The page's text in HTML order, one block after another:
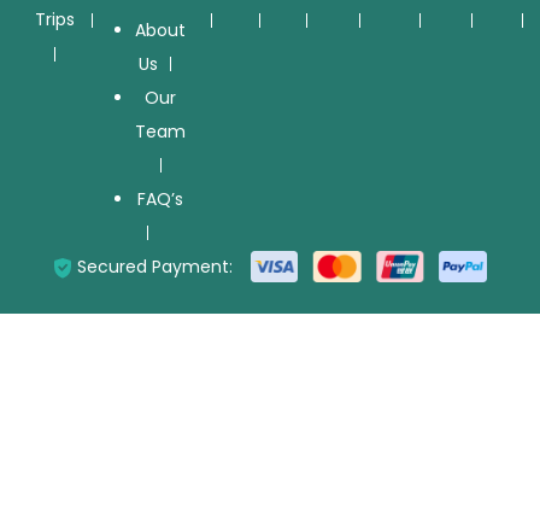
Trips
About
Us
Our
Team
FAQ’s
Secured Payment: